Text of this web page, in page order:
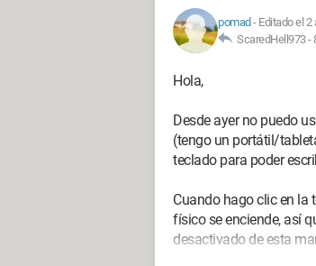
pomad - Editado el 2
ScaredHell973 -
Hola,
Desde ayer no puedo
(tengo un portátil/
teclado para poder
Cuando hago clic en la
físico se enciende, así
desactivado de esta